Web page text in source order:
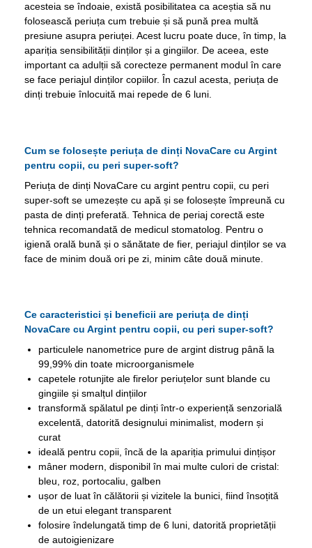
acesteia se îndoaie, există posibilitatea ca aceștia să nu
folosească periuța cum trebuie și să pună prea multă
presiune asupra periuței. Acest lucru poate duce, în timp, la
apariția sensibilității dinților și a gingiilor. De aceea, este
important ca adulții să corecteze permanent modul în care
se face periajul dinților copiilor. În cazul acesta, periuța de
dinți trebuie înlocuită mai repede de 6 luni.
Cum se folosește periuța de dinți NovaCare cu Argint
pentru copii, cu peri super-soft?
Periuța de dinți NovaCare cu argint pentru copii, cu peri
super-soft se umezește cu apă și se folosește împreună cu
pasta de dinți preferată. Tehnica de periaj corectă este
tehnica recomandată de medicul stomatolog. Pentru o
igienă orală bună și o sănătate de fier, periajul dinților se va
face de minim două ori pe zi, minim câte două minute.
Ce caracteristici și beneficii are periuța de dinți
NovaCare cu Argint pentru copii, cu peri super-soft?
particulele nanometrice pure de argint distrug până la
99,99% din toate microorganismele
capetele rotunjite ale firelor periuțelor sunt blande cu
gingiile și smalțul dințiilor
transformă spălatul pe dinți într-o experiență senzorială
excelentă, datorită designului minimalist, modern și
curat
ideală pentru copii, încă de la apariția primului dințișor
mâner modern, disponibil în mai multe culori de cristal:
bleu, roz, portocaliu, galben
ușor de luat în călătorii și vizitele la bunici, fiind însoțită
de un etui elegant transparent
folosire îndelungată timp de 6 luni, datorită proprietății
de autoigienizare